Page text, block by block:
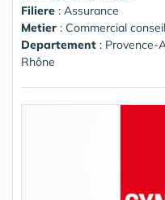
Filiere : Assurance
Metier : Commercial conseil
Departement : Provence-
Rhône